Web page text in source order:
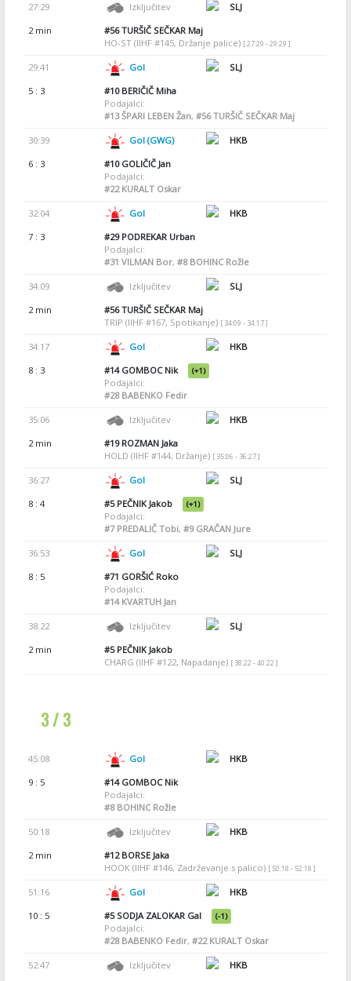
27:29 Izključitev
SLJ
2 min
#56TURŠIČ SEČKAR Maj
HO-ST (IIHF #145, Držanje palice) [ 27:29 - 29:29 ]
29:41 Gol
SLJ
5 : 3
#10BERIČIČ Miha
Podajalci:
#13ŠPARI LEBEN Žan, #56TURŠIČ SEČKAR Maj
30:39 Gol (GWG)
HKB
6 : 3
#10GOLIČIČ Jan
Podajalci:
#22KURALT Oskar
32:04 Gol
HKB
7 : 3
#29PODREKAR Urban
Podajalci:
#31 VILMAN Bor, #8BOHINC Rožle
34:09 Izključitev
SLJ
2 min
#56TURŠIČ SEČKAR Maj
TRIP (IIHF #167, Spotikanje) [ 34:09 - 34:17 ]
34:17 Gol
HKB
8 : 3
#14GOMBOC Nik (+1)
Podajalci:
#28BABENKO Fedir
35:06 Izključitev
HKB
2 min
#19ROZMAN Jaka
HOLD (IIHF #144, Držanje) [ 35:06 - 36:27 ]
36:27 Gol
SLJ
8 : 4
#5PEČNIK Jakob (+1)
Podajalci:
#7PREDALIČ Tobi, #9GRAČAN Jure
36:53 Gol
SLJ
8 : 5
#71 GORŠIĆ Roko
Podajalci:
#14KVARTUH Jan
38:22 Izključitev
SLJ
2 min
#5PEČNIK Jakob
CHARG (IIHF #122, Napadanje) [ 38:22 - 40:22 ]
3 / 3
45:08 Gol
HKB
9 : 5
#14GOMBOC Nik
Podajalci:
#8BOHINC Rožle
50:18 Izključitev
HKB
2 min
#12BORSE Jaka
HOOK (IIHF #146, Zadrževanje s palico) [ 50:18 - 52:18 ]
51:16 Gol
HKB
10 : 5
#5SODJA ZALOKAR Gal (-1)
Podajalci:
#28BABENKO Fedir, #22KURALT Oskar
52:47 Izključitev
HKB